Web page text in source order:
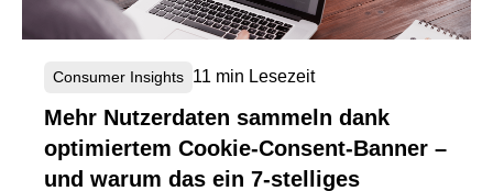
Consumer Insights 11 min Lesezeit
Mehr Nutzerdaten sammeln dank
optimiertem Cookie-Consent-Banner –
und warum das ein 7-stelliges